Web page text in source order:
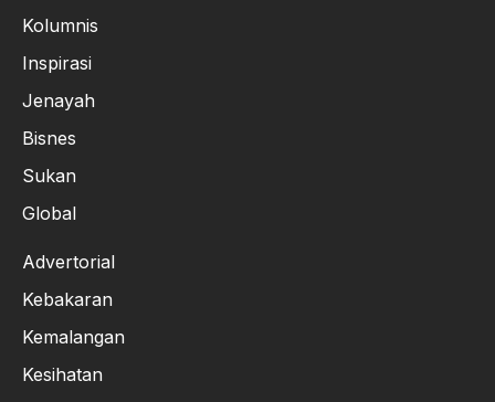
Kolumnis
Inspirasi
Jenayah
Bisnes
Sukan
Global
Advertorial
Kebakaran
Kemalangan
Kesihatan